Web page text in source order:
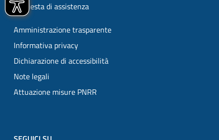
Richiesta di assistenza
Amministrazione trasparente
Informativa privacy
Dichiarazione di accessibilità
Note legali
Attuazione misure PNRR